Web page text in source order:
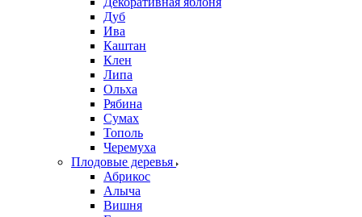
Дуб
Ива
Каштан
Клен
Липа
Ольха
Рябина
Сумах
Тополь
Черемуха
Плодовые деревья
Абрикос
Алыча
Вишня